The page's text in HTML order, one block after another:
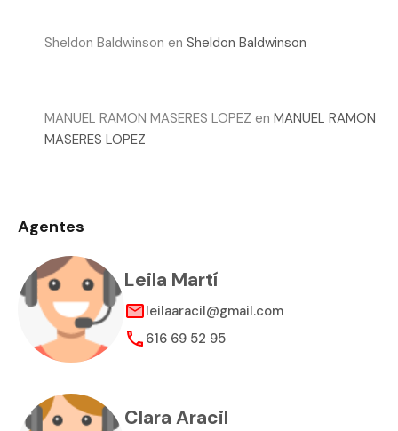
Sheldon Baldwinson en Sheldon Baldwinson
MANUEL RAMON MASERES LOPEZ en MANUEL RAMON
MASERES LOPEZ
Agentes
Leila Martí
leilaaracil@gmail.com
616 69 52 95
Clara Aracil